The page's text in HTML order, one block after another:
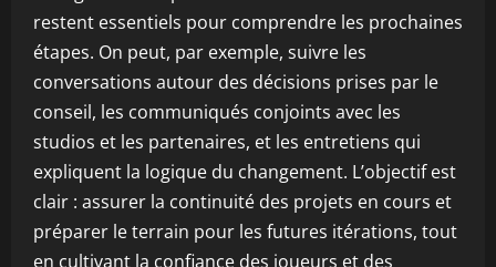
restent essentiels pour comprendre les prochaines
étapes. On peut, par exemple, suivre les
conversations autour des décisions prises par le
conseil, les communiqués conjoints avec les
studios et les partenaires, et les entretiens qui
expliquent la logique du changement. L’objectif est
clair : assurer la continuité des projets en cours et
préparer le terrain pour les futures itérations, tout
en cultivant la confiance des joueurs et des